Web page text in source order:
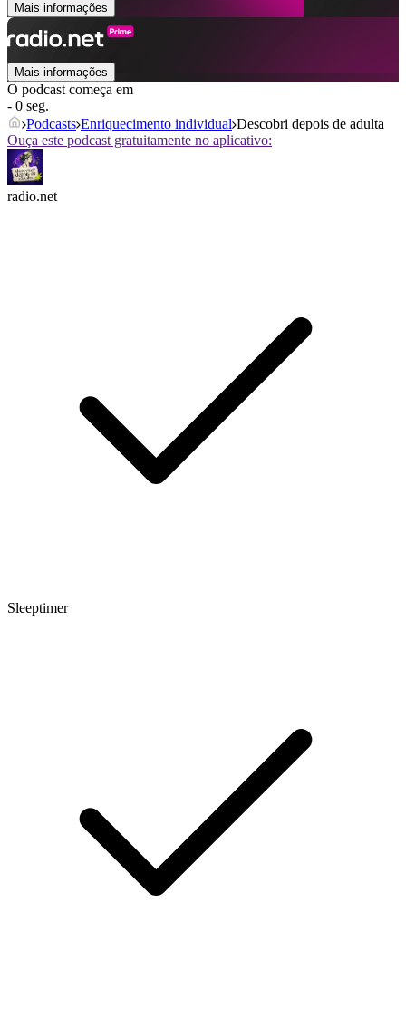
Mais informações
Mais informações
O podcast começa em
- 0 seg.
Podcasts Enriquecimento individual Descobri depois de adulta
Ouça este podcast gratuitamente no aplicativo:
radio.net
Sleeptimer